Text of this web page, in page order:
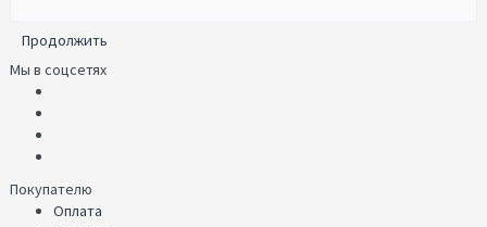
Продолжить
Мы в соцсетях
Покупателю
Оплата